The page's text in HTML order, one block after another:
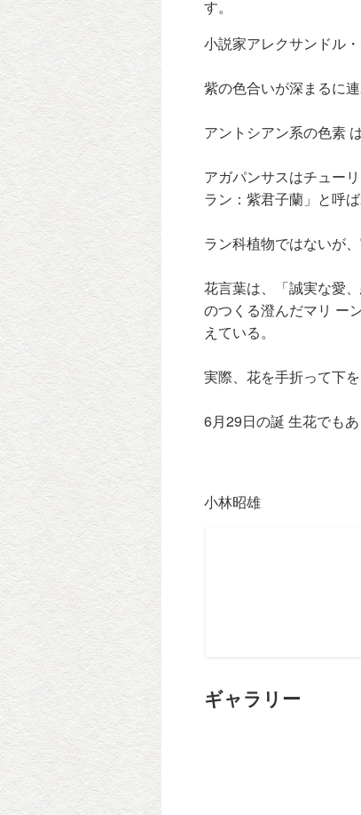
す。
小説家アレクサンドル
紫の色合いが深まるに
アントシアン系の色素
アガパンサスはチュー
ラン：紫君子蘭」と呼ば
ラン科植物ではないが
花言葉は、「誠実な愛
のつくる澄んだマリ ー
えている。
実際、花を手折って下
6月29日の誕 生花でも
小林昭雄
ギャラリー